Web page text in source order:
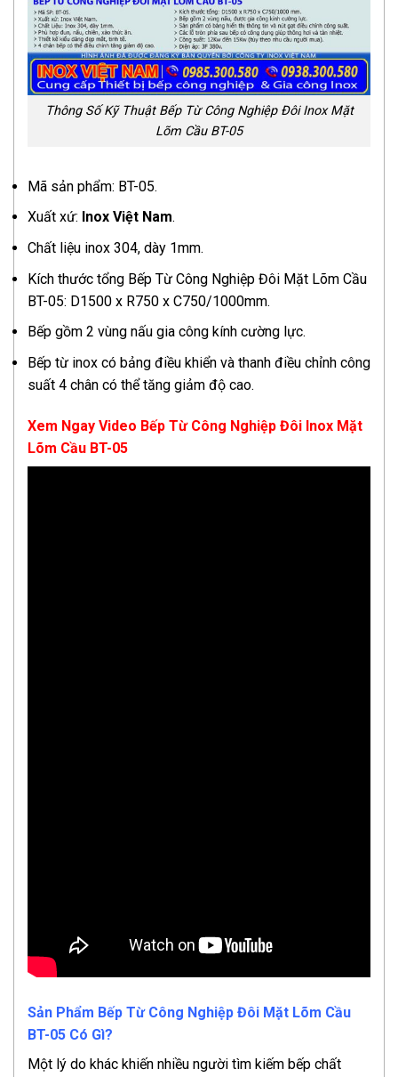
Thông Số Kỹ Thuật Bếp Từ Công Nghiệp Đôi Inox Mặt
Lõm Cầu BT-05
Mã sản phẩm: BT-05.
Xuất xứ: Inox Việt Nam.
Chất liệu inox 304, dày 1mm.
Kích thước tổng Bếp Từ Công Nghiệp Đôi Mặt Lõm Cầu
BT-05: D1500 x R750 x C750/1000mm.
Bếp gồm 2 vùng nấu gia công kính cường lực.
Bếp từ inox có bảng điều khiển và thanh điều chỉnh công
suất 4 chân có thể tăng giảm độ cao.
Xem Ngay Video Bếp Từ Công Nghiệp Đôi Inox Mặt
Lõm Cầu BT-05
Sản Phẩm Bếp Từ Công Nghiệp Đôi Mặt Lõm Cầu
BT-05 Có Gì?
Một lý do khác khiến nhiều người tìm kiếm bếp chất